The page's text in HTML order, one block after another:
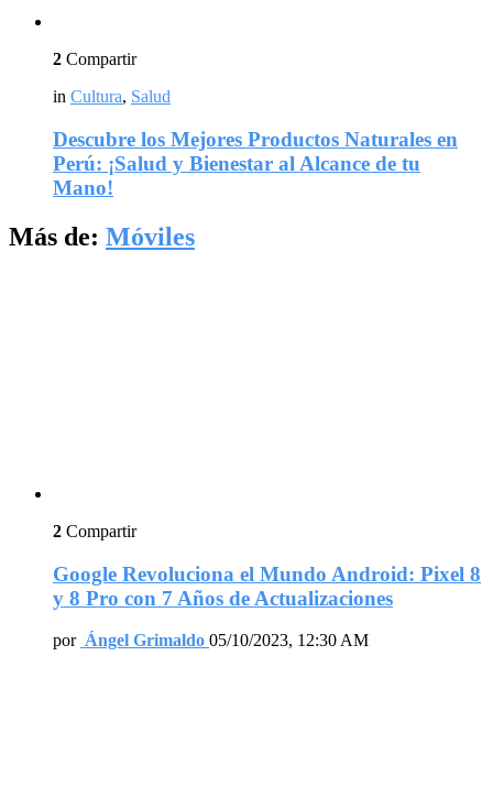
2 Compartir
in Cultura, Salud
Descubre los Mejores Productos Naturales en
Perú: ¡Salud y Bienestar al Alcance de tu
Mano!
Más de: Móviles
2 Compartir
Google Revoluciona el Mundo Android: Pixel 8
y 8 Pro con 7 Años de Actualizaciones
por Ángel Grimaldo 05/10/2023, 12:30 AM